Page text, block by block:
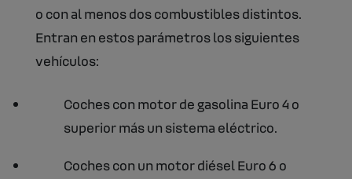
o con al menos dos combustibles distintos.
Entran en estos parámetros los siguientes
vehículos:
Coches con motor de gasolina Euro 4 o
superior más un sistema eléctrico.
Coches con un motor diésel Euro 6 o